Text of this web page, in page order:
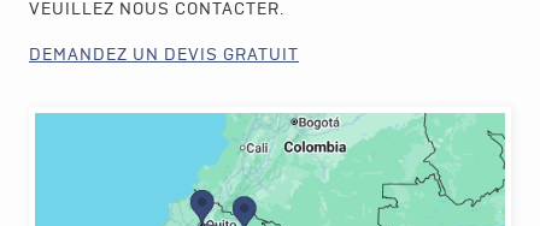
VEUILLEZ NOUS CONTACTER.
DEMANDEZ UN DEVIS GRATUIT